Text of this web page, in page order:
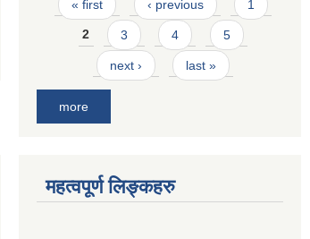
« first ‹ previous 1
2 3 4 5
next › last »
more
महत्वपूर्ण लिङ्कहरु